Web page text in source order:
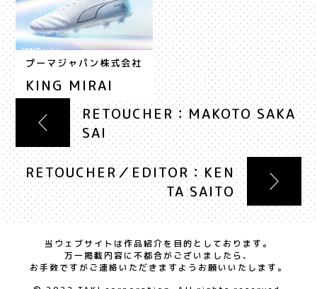
プーマジャパン株式会社
KING MIRAI
RETOUCHER：MAKOTO SAKA
SAI
RETOUCHER／EDITOR：KEN
TA SAITO
当ウェブサイトは作品紹介を目的としております。
万一掲載内容に不都合がございましたら、
お手数ですがご連絡いただきますようお願いいたします。